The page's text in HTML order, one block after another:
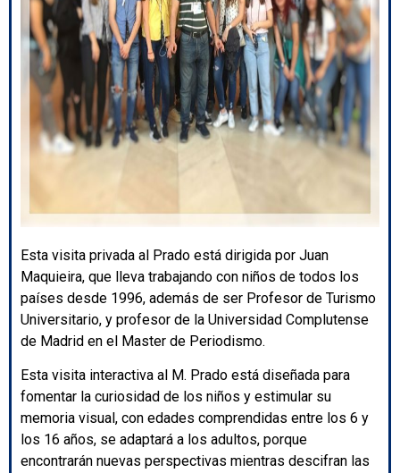
Esta visita privada al Prado está dirigida por Juan
Maquieira, que lleva trabajando con niños de todos los
países desde 1996, además de ser Profesor de Turismo
Universitario, y profesor de la Universidad Complutense
de Madrid en el Master de Periodismo.
Esta visita interactiva al M. Prado está diseñada para
fomentar la curiosidad de los niños y estimular su
memoria visual, con edades comprendidas entre los 6 y
los 16 años, se adaptará a los adultos, porque
encontrarán nuevas perspectivas mientras descifran las